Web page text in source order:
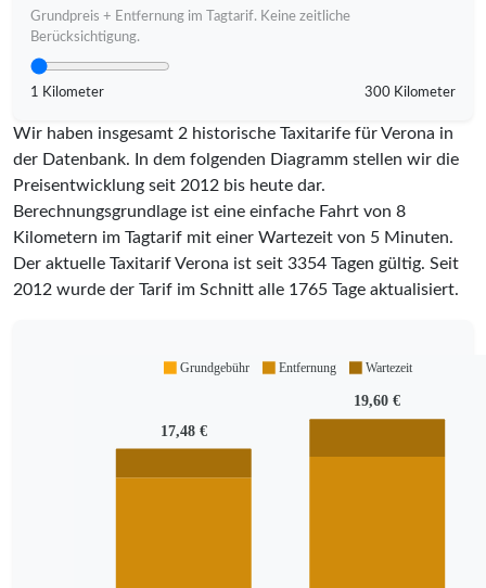
Grundpreis + Entfernung im Tagtarif. Keine zeitliche
Berücksichtigung.
1 Kilometer 300 Kilometer
Wir haben insgesamt 2 historische Taxitarife für Verona in
der Datenbank. In dem folgenden Diagramm stellen wir die
Preisentwicklung seit 2012 bis heute dar.
Berechnungsgrundlage ist eine einfache Fahrt von 8
Kilometern im Tagtarif mit einer Wartezeit von 5 Minuten.
Der aktuelle Taxitarif Verona ist seit 3354 Tagen gültig. Seit
2012 wurde der Tarif im Schnitt alle 1765 Tage aktualisiert.
17,48 €
19,60 €
Grundgebühr Entfernung Wartezeit